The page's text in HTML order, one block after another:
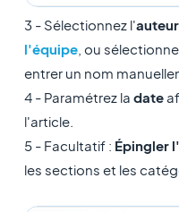
3 - Sélectionnez l'auteur
l'équipe, ou
entrer un nom
4 - Paramétrez la date
l'article.
5 - Facultatif : Épingler
les sections et les